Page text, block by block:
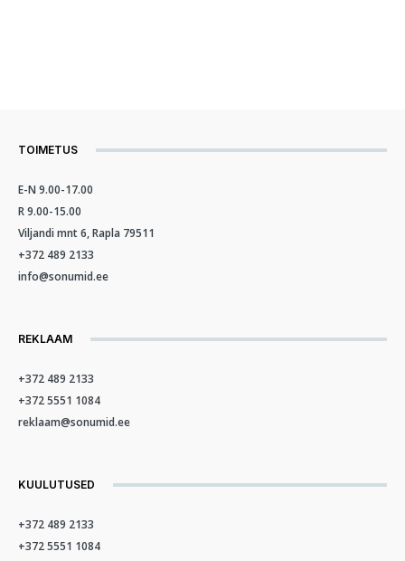
TOIMETUS
E-N 9.00-17.00
R 9.00-15.00
Viljandi mnt 6, Rapla 79511
+372 489 2133
info@sonumid.ee
REKLAAM
+372 489 2133
+372 5551 1084
reklaam@sonumid.ee
KUULUTUSED
+372 489 2133
+372 5551 1084